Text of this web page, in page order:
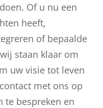
Of u nu een
heeft,
of bepaalde
staan klaar om
uw visie tot leven
met ons op
te bespreken en